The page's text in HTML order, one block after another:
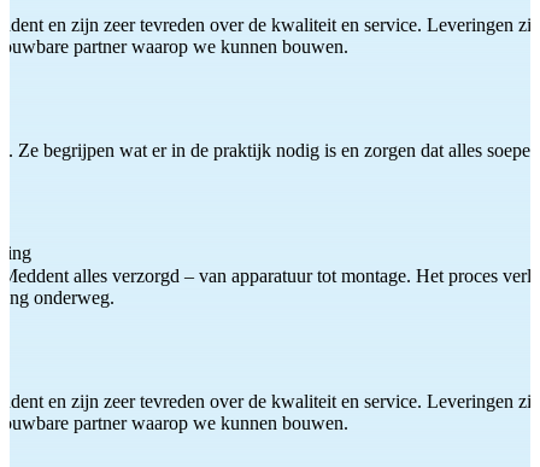
en zijn zeer tevreden over de kwaliteit en service. Leveringen
partner waarop we kunnen bouwen.
Ze begrijpen wat er in de praktijk nodig is en zorgen dat alles
alles verzorgd – van apparatuur tot montage. Het proces
onderweg.
en zijn zeer tevreden over de kwaliteit en service. Leveringen
partner waarop we kunnen bouwen.